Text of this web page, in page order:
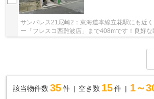
サンパレス21尼崎2：東海道本線立花駅にも近
ー「フレスコ西難波店」まで408mです！良好
か！外観タイル張りは、マンションの骨組みを
該当物件数 35件 空き数 15 件 1～